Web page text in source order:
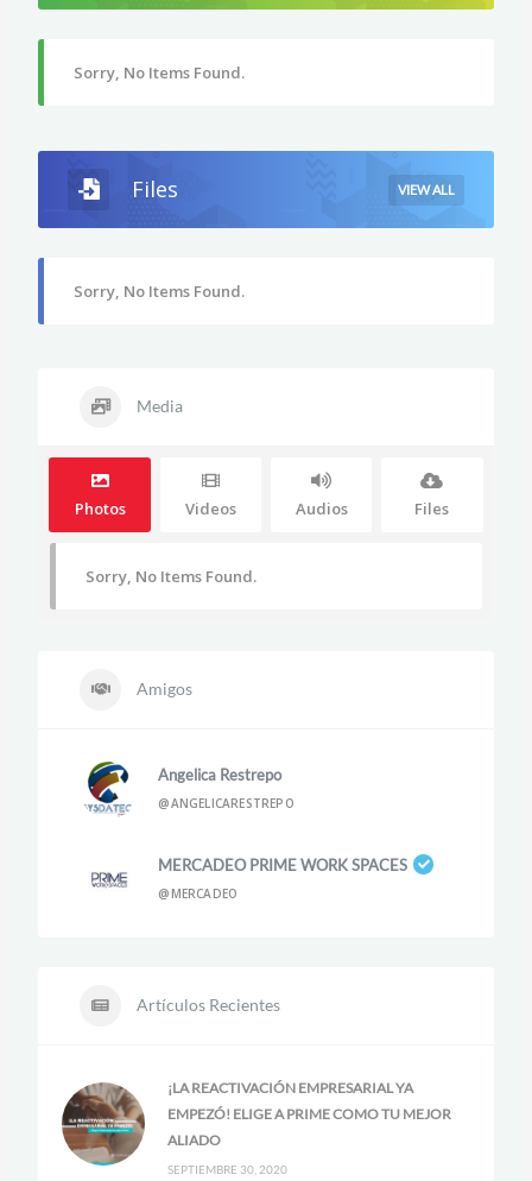
Sorry, No Items Found.
Files VIEW ALL
Sorry, No Items Found.
Media
Photos Videos Audios Files
Sorry, No Items Found.
Amigos
Angelica Restrepo
@ANGELICARESTREPO
MERCADEO PRIME WORK SPACES
@MERCADEO
Artículos Recientes
¡LA REACTIVACIÓN EMPRESARIAL YA
EMPEZÓ! ELIGE A PRIME COMO TU MEJOR
ALIADO
SEPTIEMBRE 30, 2020